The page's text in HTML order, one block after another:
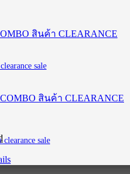
sale
sale